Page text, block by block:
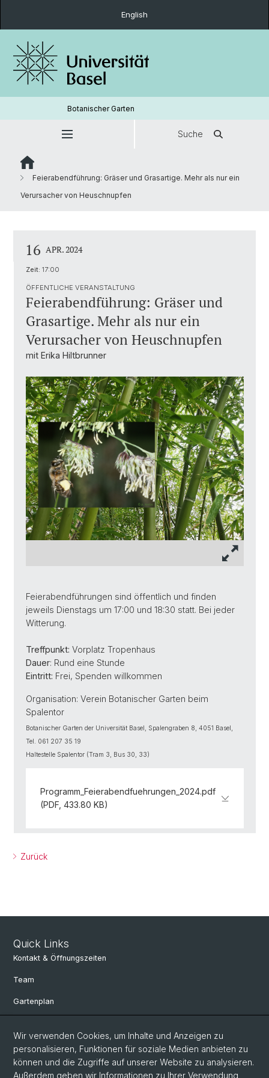
English
Botanischer Garten
Suche
Feierabendführung: Gräser und Grasartige. Mehr als nur ein
Verursacher von Heuschnupfen
16 APR. 2024
Zeit: 17:00
ÖFFENTLICHE VERANSTALTUNG
Feierabendführung: Gräser und
Grasartige. Mehr als nur ein
Verursacher von Heuschnupfen
mit Erika Hiltbrunner
Feierabendführungen sind öffentlich und finden
jeweils Dienstags um 17:00 und 18:30 statt. Bei jeder
Witterung.
Treffpunkt: Vorplatz Tropenhaus
Dauer: Rund eine Stunde
Eintritt: Frei, Spenden willkommen
Organisation: Verein Botanischer Garten beim
Spalentor
Botanischer Garten der Universität Basel, Spalengraben 8, 4051 Basel,
Tel. 061 207 35 19
Haltestelle Spalentor (Tram 3, Bus 30, 33)
Programm_Feierabendfuehrungen_2024.pdf
(PDF, 433.80 KB)
Zurück
Quick Links
Kontakt & Öffnungszeiten
Team
Gartenplan
Herbarien Basel
Links
Wir verwenden Cookies, um Inhalte und Anzeigen zu
personalisieren, Funktionen für soziale Medien anbieten zu
können und die Zugriffe auf unserer Website zu analysieren.
Außerdem geben wir Informationen zu Ihrer Verwendung